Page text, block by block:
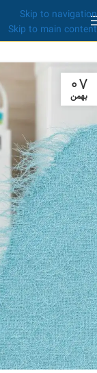
Skip to navigation
Skip to main content
۰۷
بهمن